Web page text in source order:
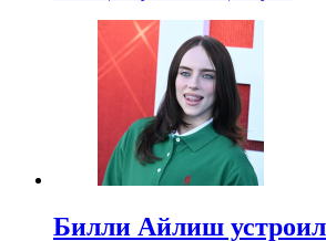
Билли Айлиш